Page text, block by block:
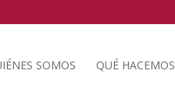
SOMOS QUÉ HACEMOS